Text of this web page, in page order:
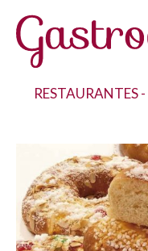
RESTAURANTES-